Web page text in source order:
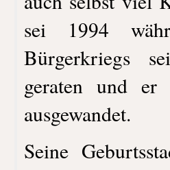
sei 1994
Bürgerkriegs
geraten und er
ausgewandet.
Seine